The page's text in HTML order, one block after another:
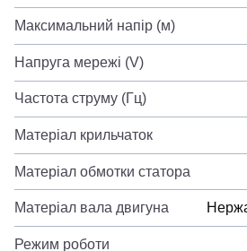
Максимальний напір (м)
Напруга мережі (V)
Частота струму (Гц)
Матеріал крильчаток
Матеріал обмотки статора
Матеріал вала двигуна
Режим роботи